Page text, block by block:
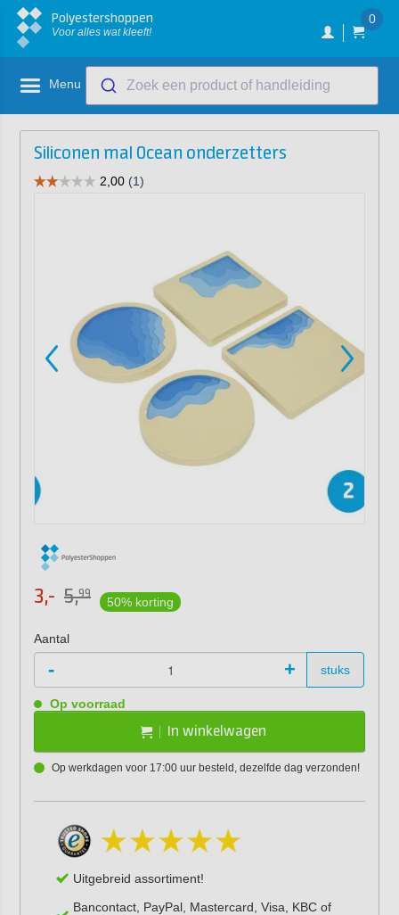
Polyestershoppen
Voor alles wat kleeft!
0
Menu Zoek een product of handleiding
Siliconen mal Ocean onderzetters
3,- 5,99
50% korting
Aantal
- + stuks
Op voorraad
In winkelwagen
Op werkdagen voor 17:00 uur besteld, dezelfde dag verzonden!
Uitgebreid assortiment!
Bancontact, PayPal, Mastercard, Visa, KBC of